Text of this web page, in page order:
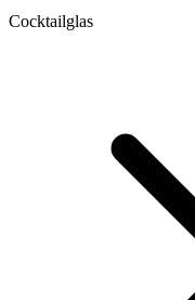
Cocktailglas